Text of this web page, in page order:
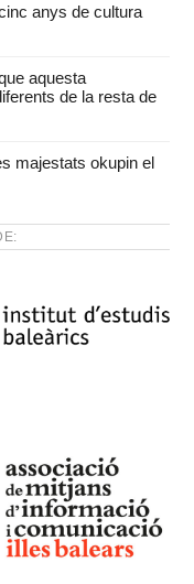
anys de cultura
aquesta
de la resta de
majestats okupin el